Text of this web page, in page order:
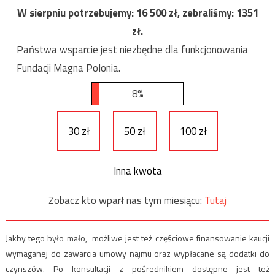
W sierpniu potrzebujemy:16 500zł, zebraliśmy:1351
zł.
Państwa wsparcie jest niezbędne dla funkcjonowania
Fundacji Magna Polonia.
8%
30 zł 50 zł 100 zł
Inna kwota
Zobacz kto wparł nas tym miesiącu: Tutaj
Jakby tego było mało, możliwe jest też częściowe finansowanie kaucji
wymaganej do zawarcia umowy najmu oraz wypłacane są dodatki do
czynszów. Po konsultacji z pośrednikiem dostępne jest też